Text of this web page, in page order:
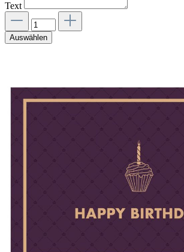
Text
Auswählen